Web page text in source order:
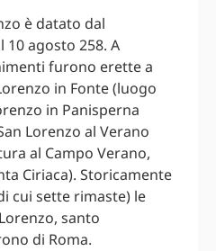
è datato dal
agosto 258. A
furono erette a
in Fonte (luogo
in Panisperna
Lorenzo al Verano
al Campo Verano,
Ciriaca). Storicamente
cui sette rimaste) le
santo
di Roma.